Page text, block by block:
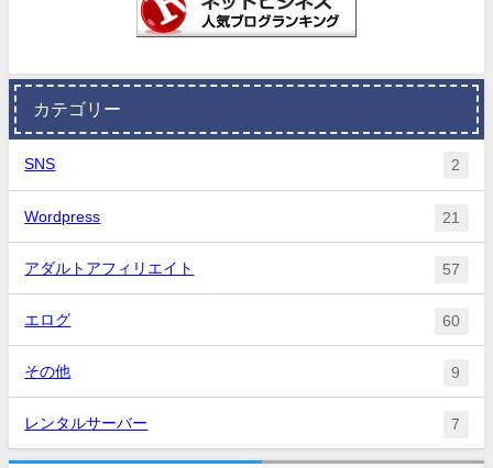
カテゴリー
SNS 2
Wordpress 21
アダルトアフィリエイト 57
エログ 60
その他 9
レンタルサーバー 7